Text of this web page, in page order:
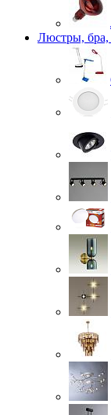
Люстры,